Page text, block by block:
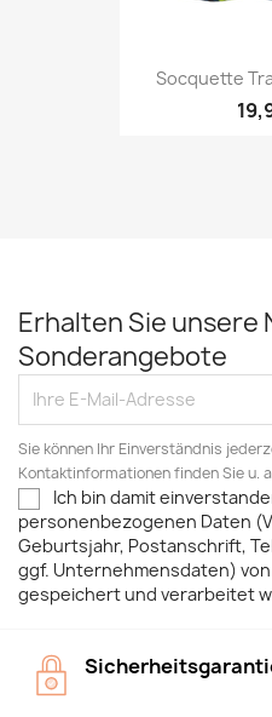
Socquette
Erhalten Sie unsere
Sonderangebote
Sie können Ihr Einverständnis
Kontaktinformationen finden Sie u.
Ich bin damit
personenbezogenen Daten
Geburtsjahr, Postanschrift,
ggf. Unternehmensdaten)
gespeichert und verarbeitet